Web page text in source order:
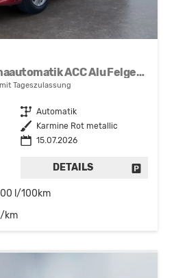
Comfort Kamera Klimaautomatik ACC Alu Felgen NSW
Tageszulassung
Getriebe Automatik
Außenfarbe
Karmine Rot metallic
15.07.2026
DETAILS
l/100km
km